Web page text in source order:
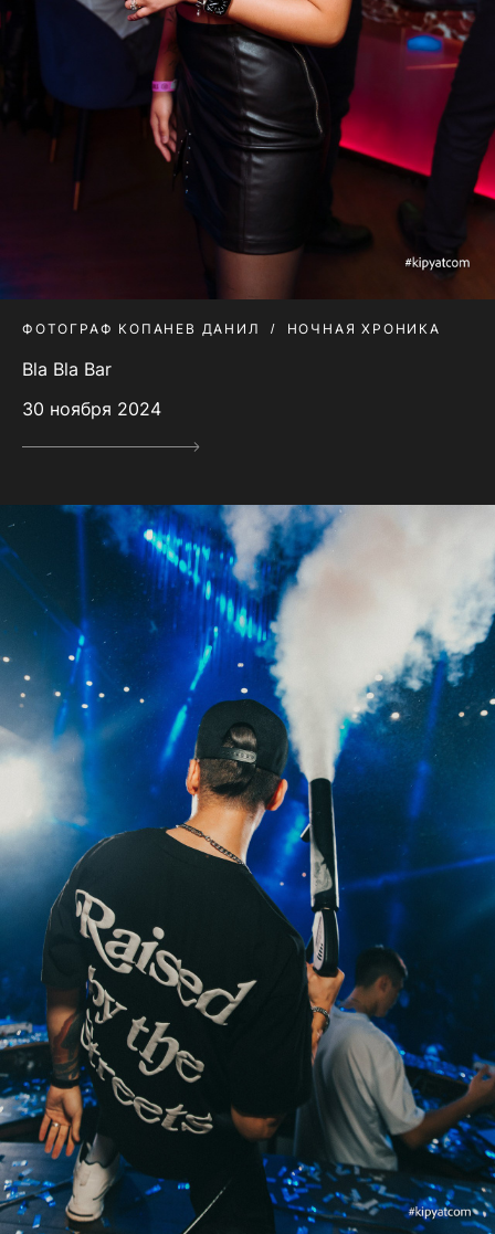
ФОТОГРАФ КОПАНЕВ ДАНИЛ НОЧНАЯ ХРОНИКА
Bla Bla Bar
30 ноября 2024